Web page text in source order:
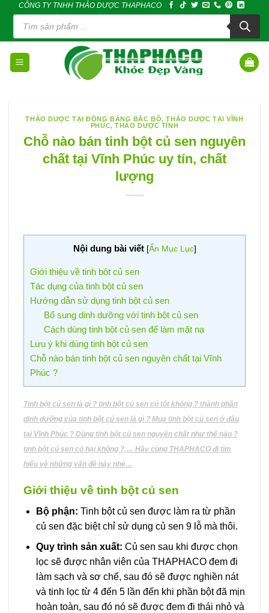
content
CÔNG TY TNHH THẢO DƯỢC THAPHACO
Tìm
kiếm
phẩm
THẢO DƯỢC TẠI ĐỒNG BẰNG BẮC BỘ,THẢO DƯỢC TẠI VĨNH
PHÚC,THẢO DƯỢC TỈNH
Chỗ nào bán tinh bột củ sen nguyên
chất tại Vĩnh Phúc uy tín, chất
lượng
Nội dung bài viết [Ẩn Mục Lục]
Giới thiệu về tinh bột củ sen
Tác dụng của tinh bột củ sen
Hướng dẫn sử dụng tinh bột củ sen
Bổ sung dinh dưỡng với tinh bột củ sen
Cách dùng tinh bột củ sen để làm mặt nạ
Lưu ý khi dùng tinh bột củ sen
Chỗ nào bán tinh bột củ sen nguyên chất tại Vĩnh
Phúc ?
Tinh bột củ sen là gì ? tinh bột củ sen có tốt không ? thành phần
dinh dưỡng của tinh bột củ sen là gì ? Mua tinh bột củ sen ở đâu
tại Vĩnh Phúc ? Dùng tinh bột củ sen nguyên chất như thế nào ?
tinh bột củ sen có hại không ?,… Hãy cùng THAPHACO đi tìm
hiểu về những vấn đề này nhé…
Giới thiệu về tinh bột củ sen
Bộ phận: Tinh bột củ sen được làm ra từ phần
củ sen đặc biệt chỉ sử dụng củ sen 9 lỗ mà thôi.
Quy trình sản xuất: Củ sen sau khi được chọn
lọc sẽ được nhân viên của THAPHACO đem đi
làm sạch và sơ chế, sau đó sẽ được nghiền nát
và tinh lọc từ 4 đến 5 lần đến khi phần bột đã mịn
hoàn toàn, sau đó nó sẽ được đem đi thái nhỏ và